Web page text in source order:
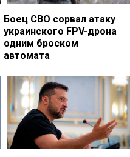
Боец СВО сорвал атаку
украинского FPV-дрона
одним броском
автомата